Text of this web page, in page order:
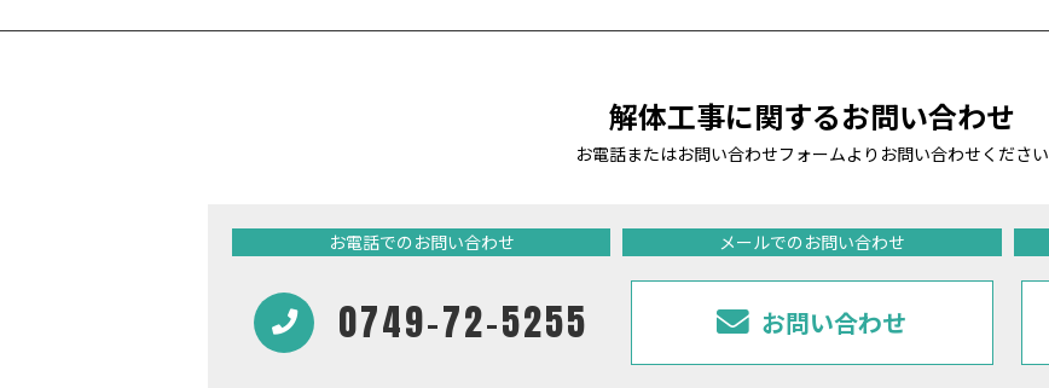
解体工事に関するお問い合わせ
お電話またはお問い合わせフォームよりお問い合わせください
お電話でのお問い合わせ
0749-72-5255
メールでのお問い合わせ
お問い合わせ